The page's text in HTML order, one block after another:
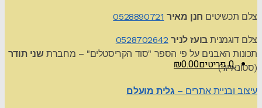
0 פריטים ₪0.00
צלם תכשיטים חנן מאיר 0528890721
צלם דוגמניתבועז לניר 0528702642
תכונות האבנים על פי הספר "סוד הקריסטלים" – מחברתשני תודר
(סטונאייג')
עיצוב ובניית אתרים –גלית מועלם